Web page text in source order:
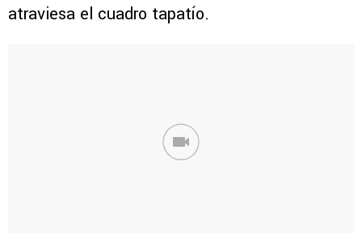
atraviesa el cuadro tapatío.